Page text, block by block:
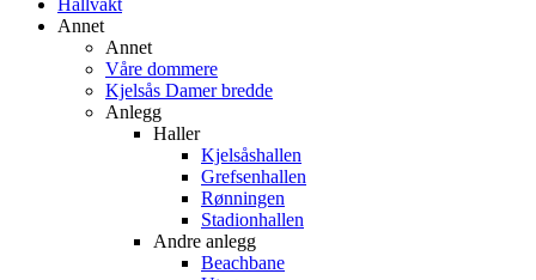
Hallvakt
Annet
Annet
Våre dommere
Kjelsås Damer bredde
Anlegg
Haller
Kjelsåshallen
Grefsenhallen
Rønningen
Stadionhallen
Andre anlegg
Beachbane